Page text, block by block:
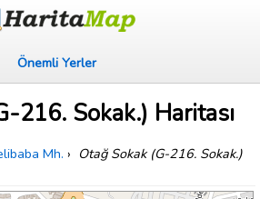
Önemli Yerler
216. Sokak.) Haritası
Mh. › Otağ Sokak (G-216. Sokak.)